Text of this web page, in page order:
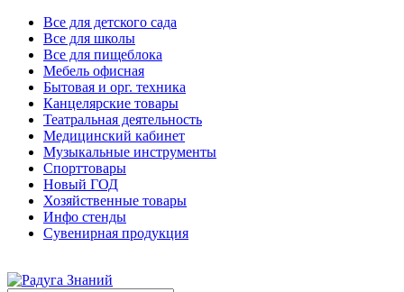
Все для детского сада
Все для школы
Все для пищеблока
Мебель офисная
Бытовая и орг. техника
Канцелярские товары
Театральная деятельность
Медицинский кабинет
Музыкальные инструменты
Спорттовары
Новый ГОД
Хозяйственные товары
Инфо стенды
Сувенирная продукция